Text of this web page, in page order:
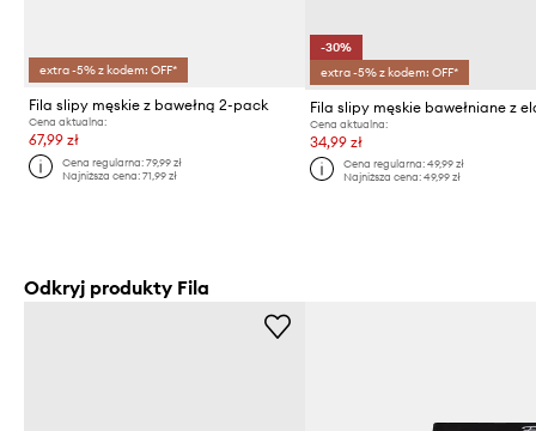
extra -5% z kodem: OFF*
Fila slipy męskie z bawełną 2-pack
Cena aktualna:
67,99 zł
Cena regularna:79,99 zł
Najniższa cena:71,99 zł
-30%
extra -5% z kodem: OFF*
Cena aktualna:
34,99 zł
Cena regularna: 49,99 zł
Najniższa cena: 49,99 zł
Odkryj produkty Fila